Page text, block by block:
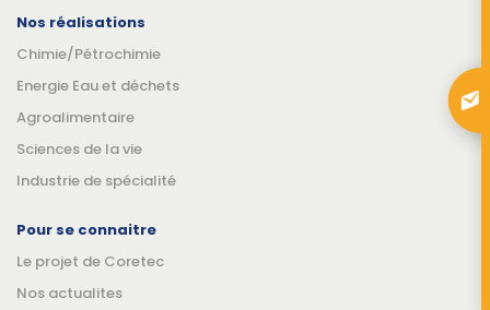
Nos réalisations
Chimie/Pétrochimie
Energie Eau et déchets
Agroalimentaire
Sciences de la vie
Industrie de spécialité
Pour se connaitre
Le projet de Coretec
Nos actualites